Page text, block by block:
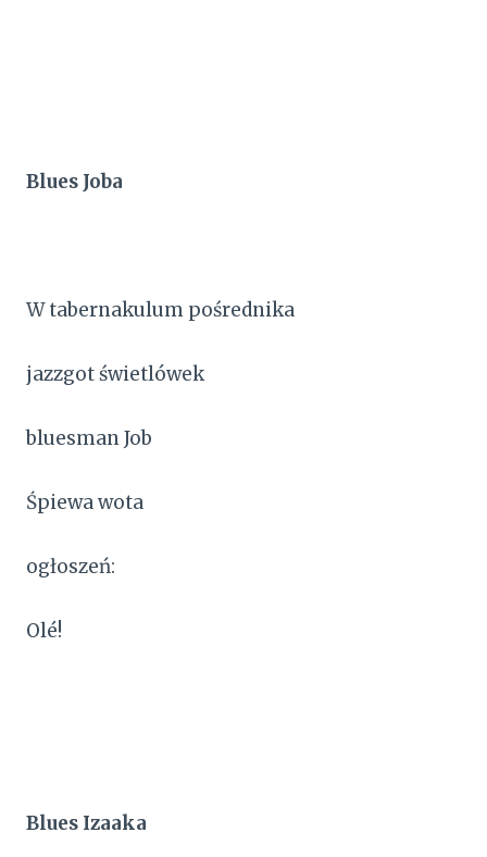
Blues Joba
W tabernakulum pośrednika
jazzgot świetlówek
bluesman Job
Śpiewa wota
ogłoszeń:
Olé!
Blues Izaaka